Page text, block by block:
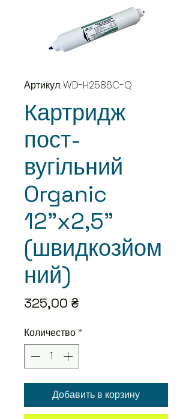
Артикул: WD-H2586C-Q
Картридж
пост-
вугільний
Organic
12”x2,5”
(швидкозйом
ний)
325,00 ₴Цена
Количество *
Добавить в корзину